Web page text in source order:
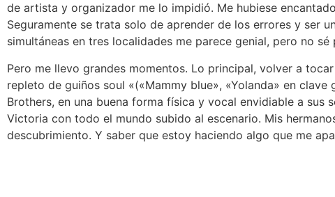
de artista y organizador me lo impidió. Me hubiese
Seguramente se trata solo de aprender de los errores y ser
simultáneas en tres localidades me parece genial, pero no
Pero me llevo grandes momentos. Lo principal, volver a
repleto de guiños soul «(«Mammy blue», «Yolanda» en
Brothers, en una buena forma física y vocal envidiable a sus
Victoria con todo el mundo subido al escenario. Mis
descubrimiento. Y saber que estoy haciendo algo que me